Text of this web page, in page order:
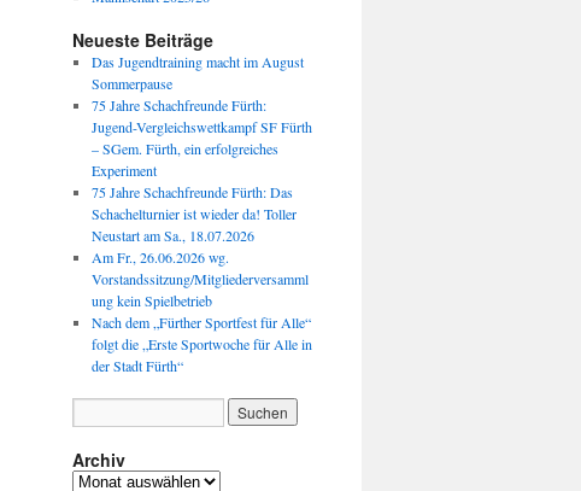
Neueste Beiträge
Das Jugendtraining macht im August
Sommerpause
75 Jahre Schachfreunde Fürth:
Jugend-Vergleichswettkampf SF Fürth
– SGem. Fürth, ein erfolgreiches
Experiment
75 Jahre Schachfreunde Fürth: Das
Schachelturnier ist wieder da! Toller
Neustart am Sa., 18.07.2026
Am Fr., 26.06.2026 wg.
Vorstandssitzung/Mitgliederversamml
ung kein Spielbetrieb
Nach dem „Fürther Sportfest für Alle“
folgt die „Erste Sportwoche für Alle in
der Stadt Fürth“
Archiv
Archiv